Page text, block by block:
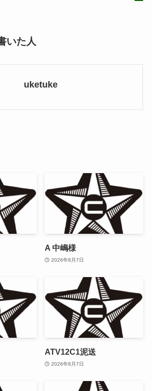
いた人
uketuke
A 中嶋様
2026年8月7日
ATV12C1泥送
2026年8月7日